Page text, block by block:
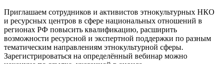
Приглашаем сотрудников и активистов этнокультурных НКО
и ресурсных центров в сфере национальных отношений в
регионах РФ повысить квалификацию, расширить
возможности ресурсной и экспертной поддержки по разным
тематическим направлениям этнокультурной сферы.
Зарегистрироваться на определённый вебинар можно